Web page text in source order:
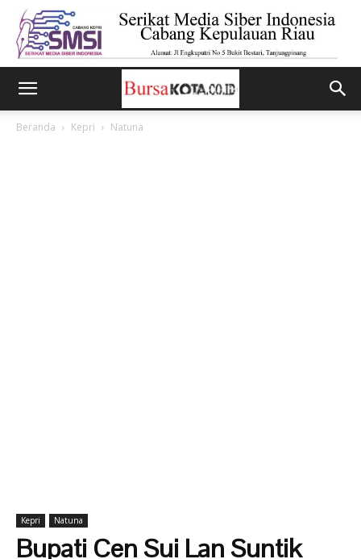
Beranda Kepri Natuna
Kepri Natuna
Bupati Cen Sui Lan Suntik